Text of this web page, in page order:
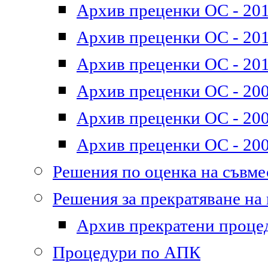
Архив преценки ОС -
Архив преценки ОС -
Архив преценки ОС -
Архив преценки ОС -
Архив преценки ОС -
Архив преценки ОС -
Решения по оценка на
Решения за прекратяване
Архив прекратени
Процедури по АПК